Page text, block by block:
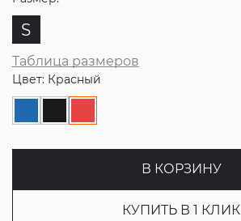
S
Таблица размеров
Цвет: Красный
В КОРЗИНУ
КУПИТЬ В 1 КЛИК